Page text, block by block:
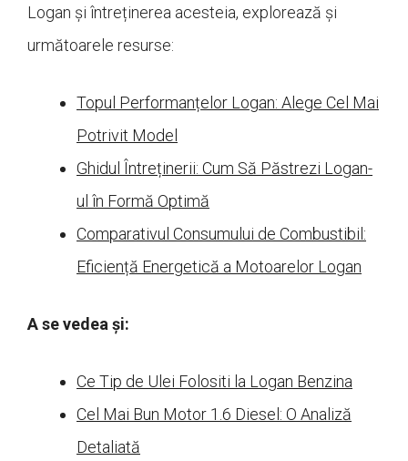
Logan și întreținerea acesteia, explorează și
următoarele resurse:
Topul Performanțelor Logan: Alege Cel Mai
Potrivit Model
Ghidul Întreținerii: Cum Să Păstrezi Logan-
ul în Formă Optimă
Comparativul Consumului de Combustibil:
Eficiență Energetică a Motoarelor Logan
A se vedea și:
Ce Tip de Ulei Folositi la Logan Benzina
Cel Mai Bun Motor 1.6 Diesel: O Analiză
Detaliată